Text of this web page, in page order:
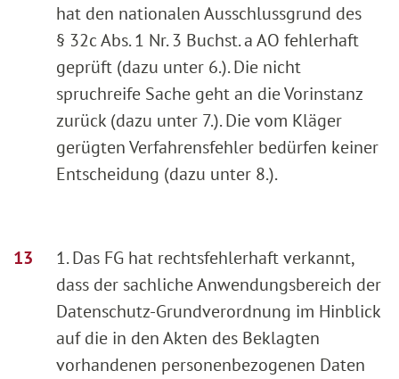
hat den nationalen Ausschlussgrund des
§ 32c Abs. 1 Nr. 3 Buchst. a AO fehlerhaft
geprüft (dazu unter 6.). Die nicht
spruchreife Sache geht an die Vorinstanz
zurück (dazu unter 7.). Die vom Kläger
gerügten Verfahrensfehler bedürfen keiner
Entscheidung (dazu unter 8.).
1. Das FG hat rechtsfehlerhaft verkannt,
dass der sachliche Anwendungsbereich der
Datenschutz-Grundverordnung im Hinblick
auf die in den Akten des Beklagten
vorhandenen personenbezogenen Daten